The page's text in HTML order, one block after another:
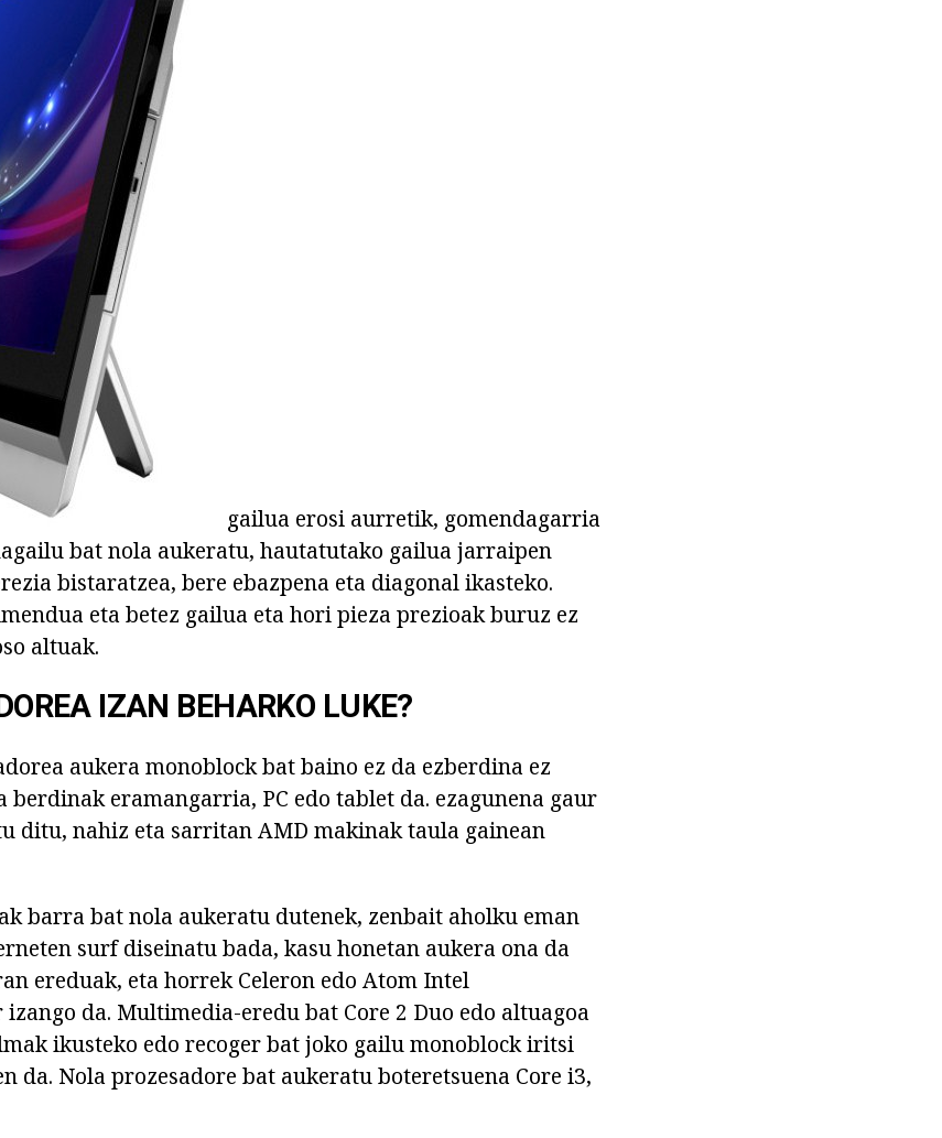
gailua erosi aurretik, gomendagarria
bat nola aukeratu, hautatutako gailua jarraipen
bistaratzea, bere ebazpena eta diagonal ikasteko.
eta betez gailua eta hori pieza prezioak buruz ez
altuak.
IZAN BEHARKO LUKE?
aukera monoblock bat baino ez da ezberdina ez
berdinak eramangarria, PC edo tablet da. ezagunena gaur
ditu, nahiz eta sarritan AMD makinak taula gainean
barra bat nola aukeratu dutenek, zenbait aholku eman
surf diseinatu bada, kasu honetan aukera ona da
ereduak, eta horrek Celeron edo Atom Intel
da. Multimedia-eredu bat Core 2 Duo edo altuagoa
ikusteko edo recoger bat joko gailu monoblock iritsi
da. Nola prozesadore bat aukeratu boteretsuena Core i3,